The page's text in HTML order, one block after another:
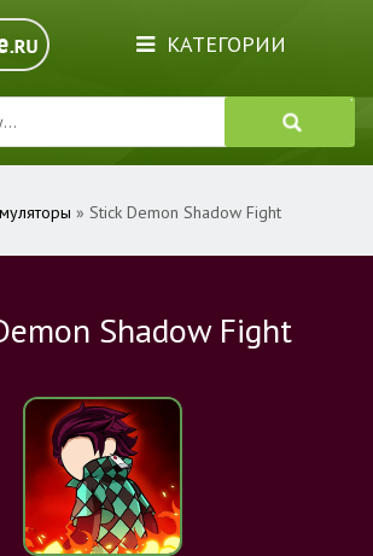
КАТЕГОРИИ
» Stick Demon Shadow Fight
Shadow Fight